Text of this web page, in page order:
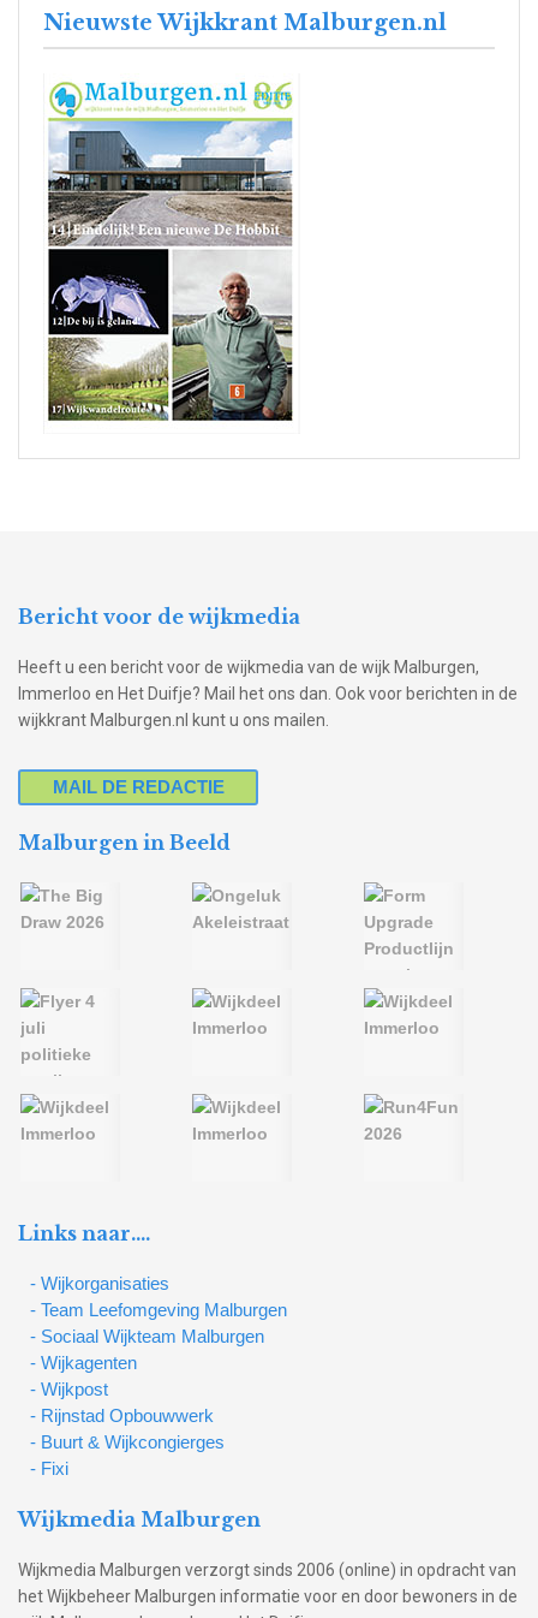
Nieuwste Wijkkrant Malburgen.nl
Bericht voor de wijkmedia
Heeft u een bericht voor de wijkmedia van de wijk Malburgen,
Immerloo en Het Duifje? Mail het ons dan. Ook voor berichten in de
wijkkrant Malburgen.nl kunt u ons mailen.
MAIL DE REDACTIE
Malburgen in Beeld
Links naar….
- Wijkorganisaties
- Team Leefomgeving Malburgen
- Sociaal Wijkteam Malburgen
- Wijkagenten
- Wijkpost
- Rijnstad Opbouwwerk
- Buurt & Wijkcongierges
- Fixi
Wijkmedia Malburgen
Wijkmedia Malburgen verzorgt sinds 2006 (online) in opdracht van
het Wijkbeheer Malburgen informatie voor en door bewoners in de